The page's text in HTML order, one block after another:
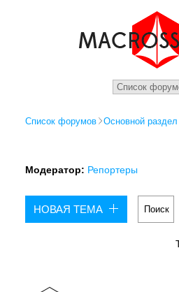
Список форумов Основной раздел
Модератор: Репортеры
НОВАЯ ТЕМА